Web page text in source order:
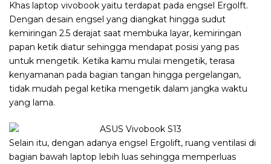
Khas laptop vivobook yaitu terdapat pada engsel Ergolft.
Dengan desain engsel yang diangkat hingga sudut
kemiringan 2.5 derajat saat membuka layar, kemiringan
papan ketik diatur sehingga mendapat posisi yang pas
untuk mengetik. Ketika kamu mulai mengetik, terasa
kenyamanan pada bagian tangan hingga pergelangan,
tidak mudah pegal ketika mengetik dalam jangka waktu
yang lama.
Selain itu, dengan adanya engsel Ergolift, ruang ventilasi di
bagian bawah laptop lebih luas sehingga memperluas